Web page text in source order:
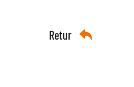
Retur 